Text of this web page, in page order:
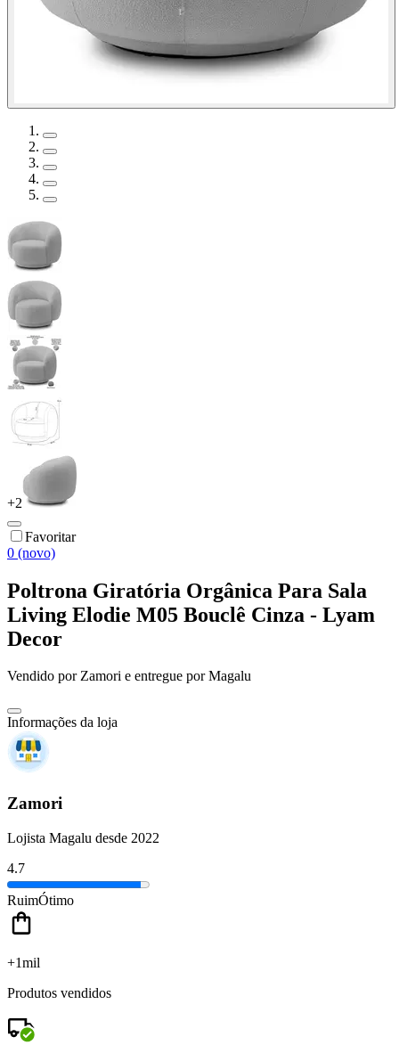
+2
Favoritar
0 (novo)
Poltrona Giratória Orgânica Para Sala
Living Elodie M05 Bouclê Cinza - Lyam
Decor
Vendido porZamori e entregue por Magalu
Informações da loja
Zamori
Lojista Magalu desde 2022
4.7
RuimÓtimo
+1mil
Produtos vendidos